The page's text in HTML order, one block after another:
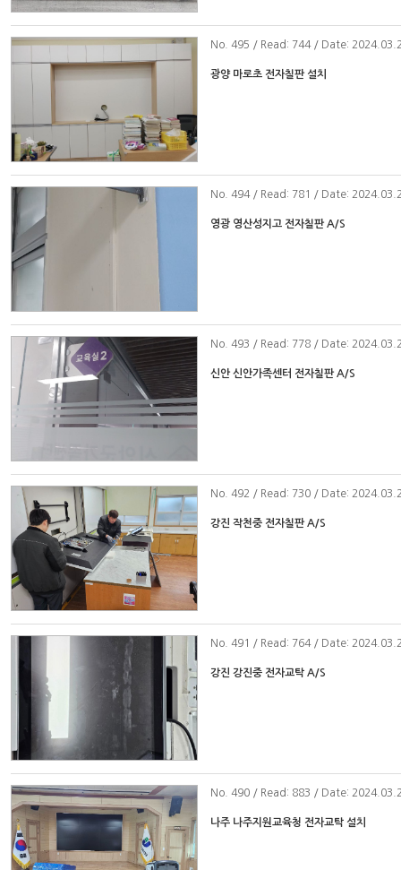
No . 495 / Read: 744 / Date:
광양 마로초 전자칠판 설치
No . 494 / Read: 781 / Date:
영광 영산성지고 전자칠판 A/S
No . 493 / Read: 778 / Date:
신안 신안가족센터 전자칠판 A/S
No . 492 / Read: 730 / Date:
강진 작천중 전자칠판 A/S
No . 491 / Read: 764 / Date:
강진 강진중 전자교탁 A/S
No . 490 / Read: 883 / Date:
나주 나주지원교육청 전자교탁 설치